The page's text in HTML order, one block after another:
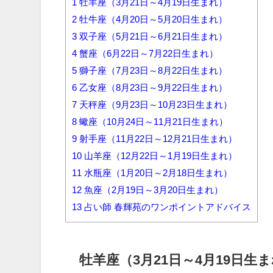
1 牡羊座（3月21日～4月19日生まれ）
2 牡牛座（4月20日～5月20日生まれ）
3 双子座（5月21日～6月21日生まれ）
4 蟹座（6月22日～7月22日生まれ）
5 獅子座（7月23日～8月22日生まれ）
6 乙女座（8月23日～9月22日生まれ）
7 天秤座（9月23日～10月23日生まれ）
8 蠍座（10月24日～11月21日生まれ）
9 射手座（11月22日～12月21日生まれ）
10 山羊座（12月22日～1月19日生まれ）
11 水瓶座（1月20日～2月18日生まれ）
12 魚座（2月19日～3月20日生まれ）
13 占い師 春輝苑のワンポイントアドバイス
牡羊座（3月21日～4月19日生